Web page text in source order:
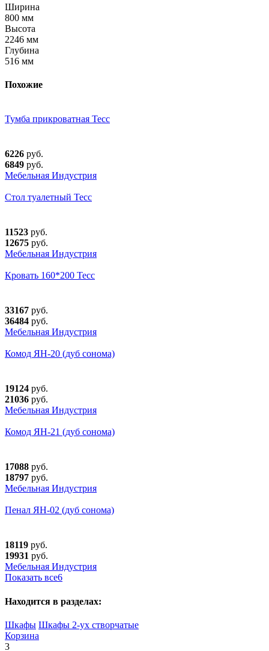
Ширина
800 мм
Высота
2246 мм
Глубина
516 мм
Похожие
Тумба прикроватная Тесс
6226 руб.
6849 руб.
Мебельная Индустрия
Стол туалетный Тесс
11523 руб.
12675 руб.
Мебельная Индустрия
Кровать 160*200 Тесс
33167 руб.
36484 руб.
Мебельная Индустрия
Комод ЯН-20 (дуб сонома)
19124 руб.
21036 руб.
Мебельная Индустрия
Комод ЯН-21 (дуб сонома)
17088 руб.
18797 руб.
Мебельная Индустрия
Пенал ЯН-02 (дуб сонома)
18119 руб.
19931 руб.
Мебельная Индустрия
Показать все6
Находится в разделах:
Шкафы Шкафы 2-ух створчатые
Корзина
3